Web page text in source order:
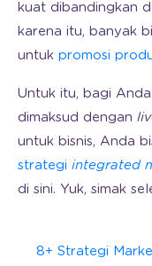
kuat dibandingkan
karena itu, banyak
untuk promosi
Untuk itu, bagi
dimaksud dengan
untuk bisnis, Anda
strategi integrated
di sini. Yuk, simak
8+ Strategi